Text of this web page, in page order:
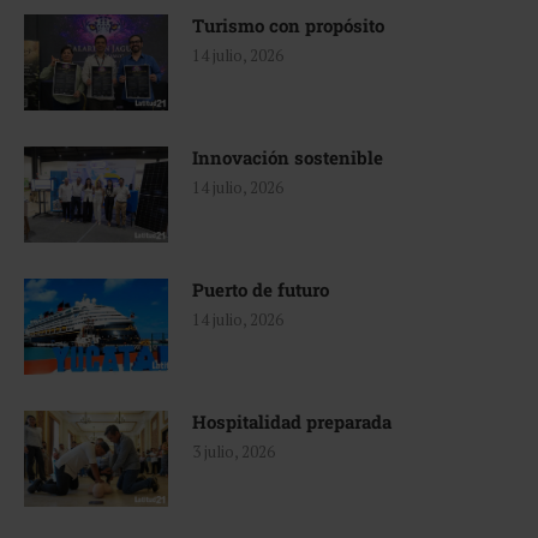
Turismo con propósito
14 julio, 2026
Innovación sostenible
14 julio, 2026
Puerto de futuro
14 julio, 2026
Hospitalidad preparada
3 julio, 2026